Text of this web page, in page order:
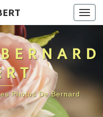
Photos De Bernard